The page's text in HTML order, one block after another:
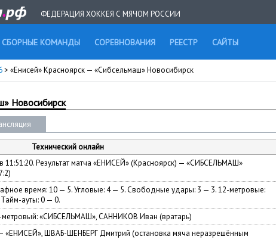
ФЕДЕРАЦИЯ ХОККЕЯ С МЯЧОМ РОССИИ
СБОРНЫЕ КОМАНДЫ СОРЕВНОВАНИЯ РЕЕСТР САЙТЫ
> «Енисей» Красноярск — «Сибсельмаш» Новосибирск
Новосибирск
Технический онлайн
11:51:20. Результат матча «ЕНИСЕЙ» (Красноярск) — «СИБСЕЛЬМАШ»
время: 10 — 5. Угловые: 4 — 5. Свободные удары: 3 — 3. 12-метровые:
ауты: 0 — 0.
«СИБСЕЛЬМАШ», САННИКОВ Иван (вратарь)
«ЕНИСЕЙ», ШВАБ-ШЕНБЕРГ Дмитрий (остановка мяча неразрешённым